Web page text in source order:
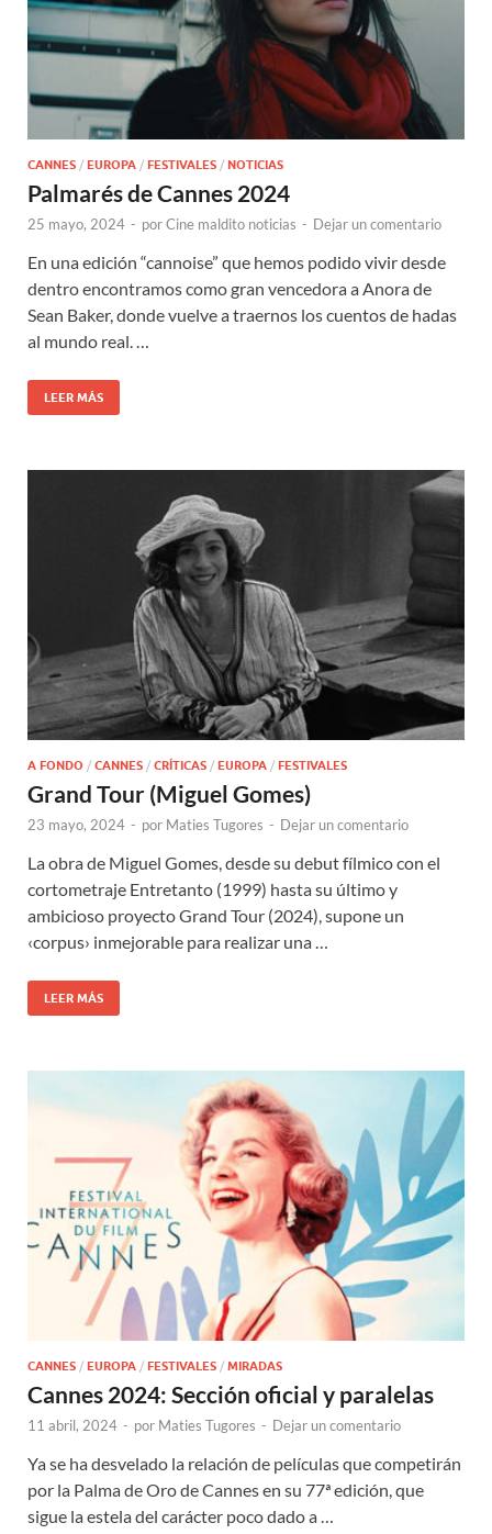
CANNES / EUROPA / FESTIVALES / NOTICIAS
Palmarés de Cannes 2024
25 mayo, 2024 - porCine maldito noticias - Dejar un comentario
En una edición “cannoise” que hemos podido vivir desde
dentro encontramos como gran vencedora a Anora de
Sean Baker, donde vuelve a traernos los cuentos de hadas
al mundo real. …
LEER MÁS
A FONDO / CANNES / CRÍTICAS / EUROPA / FESTIVALES
Grand Tour (Miguel Gomes)
23 mayo, 2024 - por Maties Tugores - Dejar un comentario
La obra de Miguel Gomes, desde su debut fílmico con el
cortometraje Entretanto (1999) hasta su último y
ambicioso proyecto Grand Tour (2024), supone un
‹corpus› inmejorable para realizar una …
LEER MÁS
CANNES / EUROPA / FESTIVALES / MIRADAS
Cannes 2024: Sección oficial y paralelas
11 abril, 2024 - por Maties Tugores - Dejar un comentario
Ya se ha desvelado la relación de películas que competirán
por la Palma de Oro de Cannes en su 77ª edición, que
sigue la estela del carácter poco dado a …